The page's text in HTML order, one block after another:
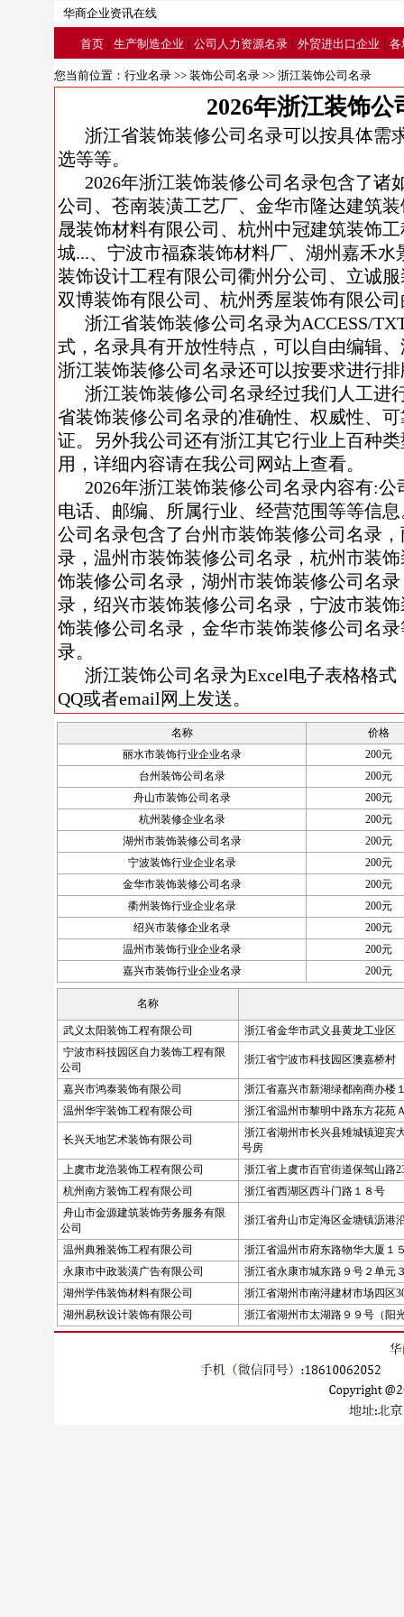
华商企业资讯在线
首页 | 生产制造企业 | 公司人力资源名录 | 外贸进出口企业 | 各
您当前位置： 行业名录 >> 装饰公司名录 >> 浙江装饰公司名录
2026年浙江装饰公
浙江省装饰装修公司名录可以按具体需
选等等。
2026年浙江装饰装修公司名录包含了诸
公司、苍南装潢工艺厂、金华市隆达建筑
晟装饰材料有限公司、杭州中冠建筑装饰
城...、宁波市福森装饰材料厂、湖州嘉禾
装饰设计工程有限公司衢州分公司、立诚
双博装饰有限公司、杭州秀屋装饰有限公
浙江省装饰装修公司名录为ACCESS/
式，名录具有开放性特点，可以自由编辑
浙江装饰装修公司名录还可以按要求进行
浙江装饰装修公司名录经过我们人工进
省装饰装修公司名录的准确性、权威性、
证。另外我公司还有浙江其它行业上百种
用，详细内容请在我公司网站上查看。
2026年浙江装饰装修公司名录内容有:
电话、邮编、所属行业、经营范围等等信
公司名录包含了台州市装饰装修公司名录
录，温州市装饰装修公司名录，杭州市装
饰装修公司名录，湖州市装饰装修公司名
录，绍兴市装饰装修公司名录，宁波市装
饰装修公司名录，金华市装饰装修公司名
录。
浙江装饰公司名录为Excel电子表格格
QQ或者email网上发送。
名称
价格
丽水市装饰行业企业名录
200元
台州装饰公司名录
200元
舟山市装饰公司名录
200元
杭州装修企业名录
200元
湖州市装饰装修公司名录
200元
宁波装饰行业企业名录
200元
金华市装饰装修公司名录
200元
衢州装饰行业企业名录
200元
绍兴市装修企业名录
200元
温州市装饰行业企业名录
200元
嘉兴市装饰行业企业名录
200元
名称
武义太阳装饰工程有限公司
浙江省金华市武义县黄龙工业区
宁波市科技园区自力装饰工程有限
公司
浙江省宁波市科技园区澳嘉桥村
嘉兴市鸿泰装饰有限公司
浙江省嘉兴市新湖绿都南商办楼
温州华宇装饰工程有限公司
浙江省温州市黎明中路东方花苑
长兴天地艺术装饰有限公司
浙江省湖州市长兴县雉城镇迎宾
号房
上虞市龙浩装饰工程有限公司
浙江省上虞市百官街道保驾山路
杭州南方装饰工程有限公司
浙江省西湖区西斗门路１８号
舟山市金源建筑装饰劳务服务有限
公司
浙江省舟山市定海区金塘镇沥港
温州典雅装饰工程有限公司
浙江省温州市府东路物华大厦１
永康市中政装潢广告有限公司
浙江省永康市城东路９号２单元
湖州学伟装饰材料有限公司
浙江省湖州市南浔建材市场四区
湖州易秋设计装饰有限公司
浙江省湖州市太湖路９９号（阳